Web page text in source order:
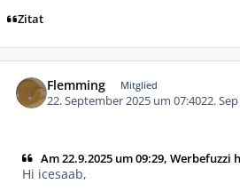
Zitat
Flemming Mitglied
22. September 2025 um 07:4022.
Am 22.9.2025 um 09:29, Werbefuzzi
Hi icesaab,